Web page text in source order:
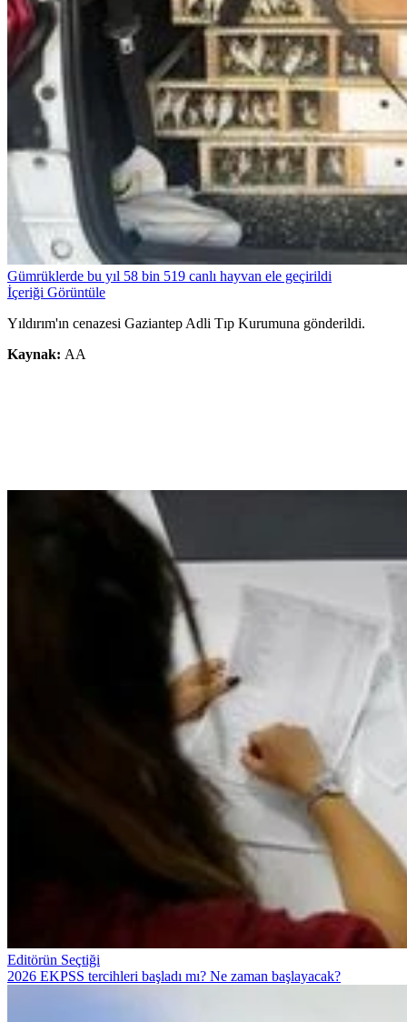
Gümrüklerde bu yıl 58 bin 519 canlı hayvan ele geçirildi
İçeriği Görüntüle
Yıldırım'ın cenazesi Gaziantep Adli Tıp Kurumuna gönderildi.
Kaynak: AA
Editörün Seçtiği
2026 EKPSS tercihleri başladı mı? Ne zaman başlayacak?